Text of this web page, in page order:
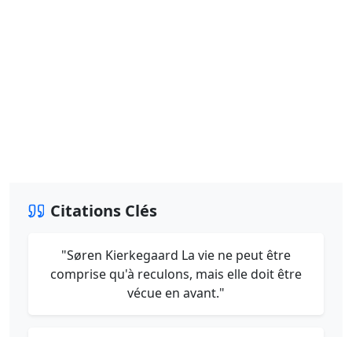
Citations Clés
"Søren Kierkegaard La vie ne peut être
comprise qu'à reculons, mais elle doit être
vécue en avant."